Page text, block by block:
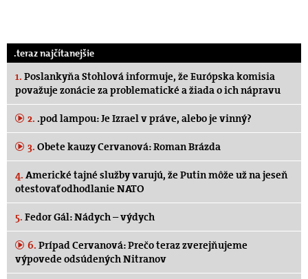
.teraz najčítanejšie
1. Poslankyňa Stohlová informuje, že Európska komisia
považuje zonácie za problematické a žiada o ich nápravu
2. .pod lampou: Je Izrael v práve, alebo je vinný?
3. Obete kauzy Cervanová: Roman Brázda
4. Americké tajné služby varujú, že Putin môže už na jeseň
otestovať odhodlanie NATO
5. Fedor Gál: Nádych – výdych
6. Prípad Cervanová: Prečo teraz zverejňujeme
výpovede odsúdených Nitranov